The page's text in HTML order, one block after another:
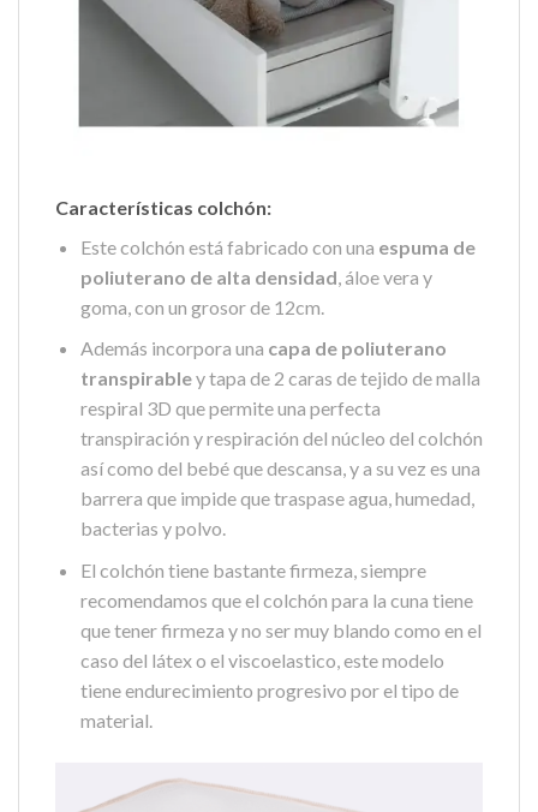
Características colchón:
Este colchón está fabricado con una espuma de
poliuterano de alta densidad , áloe vera y
goma, con un grosor de 12cm.
Además incorpora una capa de poliuterano
transpirabley tapa de 2 caras de tejido de malla
respiral 3D que permite una perfecta
transpiración y respiración del núcleo del colchón
así como del bebé que descansa, y a su vez es una
barrera que impide que traspase agua, humedad,
bacterias y polvo.
El colchón tiene bastante firmeza, siempre
recomendamos que el colchón para la cuna tiene
que tener firmeza y no ser muy blando como en el
caso del látex o el viscoelastico, este modelo
tiene endurecimiento progresivo por el tipo de
material.